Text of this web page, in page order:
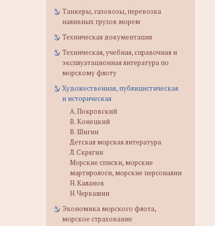
Танкеры, газовозы, перевозка
наливных грузов морем
Техническая документация
Техническая, учебная, справочная и
эксплуатационная литература по
морскому флоту
Художественная, публицистическая
и историческая
А. Покровский
В. Конецкий
В. Шигин
Детская морская литература
Л. Скрягин
Морские списки, морские
мартирологи, морские персоналии
Н. Каланов
Н. Черкашин
Экономика морского флота,
морское страхование